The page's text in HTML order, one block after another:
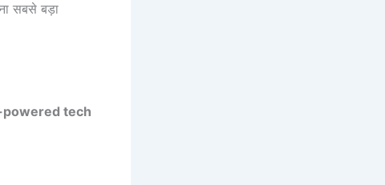
सबसे बड़ा
powered tech